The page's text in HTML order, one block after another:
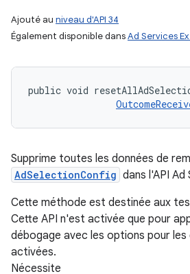
Ajouté au niveau d'API 34
Également disponible dansAd Services
public void
Supprime toutes les données de
AdSelectionConfig dans l'API Ad
Cette méthode est destinée aux
Cette API n'est activée que pour
débogage avec les options pour les
activées.
Nécessite